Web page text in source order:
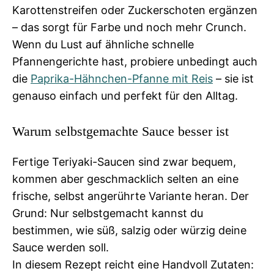
Karottenstreifen oder Zuckerschoten ergänzen
– das sorgt für Farbe und noch mehr Crunch.
Wenn du Lust auf ähnliche schnelle
Pfannengerichte hast, probiere unbedingt auch
die Paprika-Hähnchen-Pfanne mit Reis – sie ist
genauso einfach und perfekt für den Alltag.
Warum selbstgemachte Sauce besser ist
Fertige Teriyaki-Saucen sind zwar bequem,
kommen aber geschmacklich selten an eine
frische, selbst angerührte Variante heran. Der
Grund: Nur selbstgemacht kannst du
bestimmen, wie süß, salzig oder würzig deine
Sauce werden soll.
In diesem Rezept reicht eine Handvoll Zutaten: